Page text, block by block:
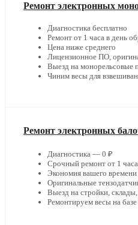
Ремонт электронных
Диагностика бесплатно
Ремонт от 1 часа в день
Цена ниже среднего
Лицензионное ПО,
Выезд на монорельсовые
Чиним весы для
Ремонт электронных
Диагностика — 0 ₽
Срочный ремонт от 1 часа
Экономия вашего времени
Оригинальные
Выезд на стройки,
Ремонтируем весы на